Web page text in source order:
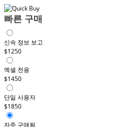
빠른 구매
신속 정보 보고
$1250
엑셀 전용
$1450
단일 사용자
$1850
자주 구매됨